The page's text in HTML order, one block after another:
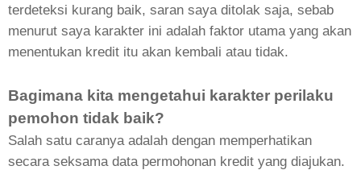
terdeteksi kurang baik, saran saya ditolak saja, sebab
menurut saya karakter ini adalah faktor utama yang akan
menentukan kredit itu akan kembali atau tidak.
Bagimana kita mengetahui karakter perilaku
pemohon tidak baik?
Salah satu caranya adalah dengan memperhatikan
secara seksama data permohonan kredit yang diajukan.